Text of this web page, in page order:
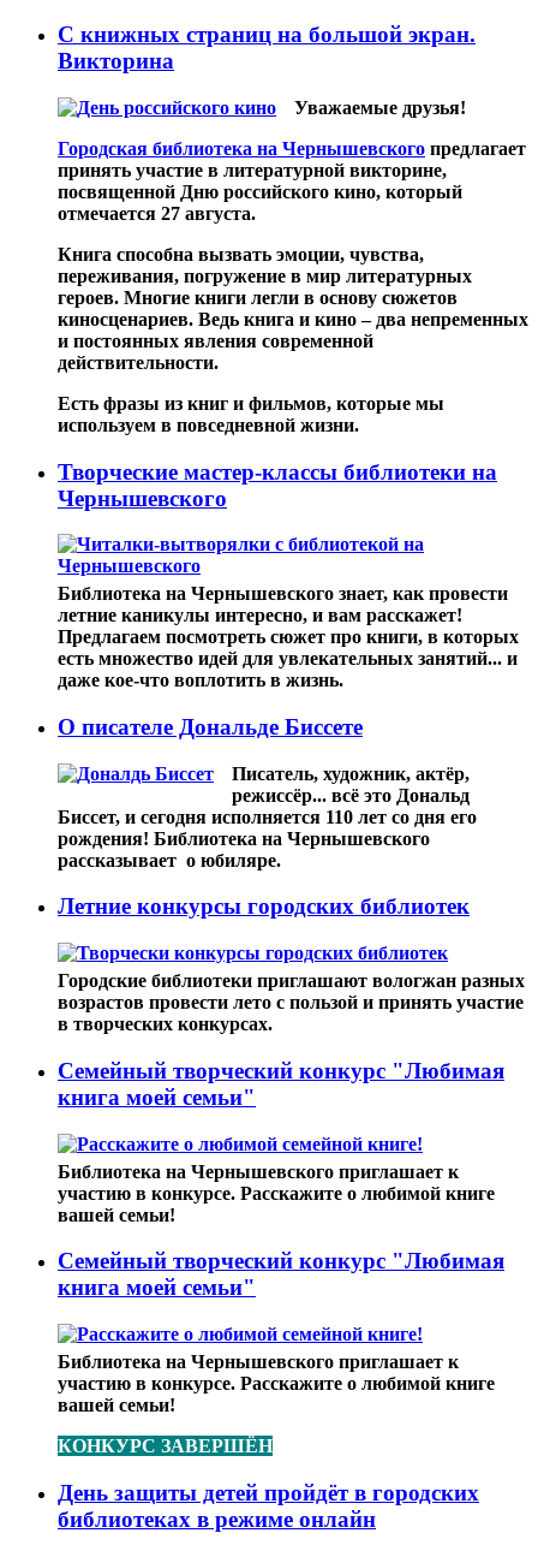
С книжных страниц на большой экран.
Викторина
Уважаемые друзья!
Городская библиотека на Чернышевского предлагает
принять участие в литературной викторине,
посвященной Дню российского кино, который
отмечается 27 августа.
Книга способна вызвать эмоции, чувства,
переживания, погружение в мир литературных
героев. Многие книги легли в основу сюжетов
киносценариев. Ведь книга и кино – два непременных
и постоянных явления современной
действительности.
Есть фразы из книг и фильмов, которые мы
используем в повседневной жизни.
Творческие мастер-классы библиотеки на
Чернышевского
Библиотека на Чернышевского знает, как провести
летние каникулы интересно, и вам расскажет!
Предлагаем посмотреть сюжет про книги, в которых
есть множество идей для увлекательных занятий... и
даже кое-что воплотить в жизнь.
О писателе Дональде Биссете
Писатель, художник, актёр,
режиссёр... всё это Дональд
Биссет, и сегодня исполняется 110 лет со дня его
рождения! Библиотека на Чернышевского
рассказывает о юбиляре.
Летние конкурсы городских библиотек
Городские библиотеки приглашают вологжан разных
возрастов провести лето с пользой и принять участие
в творческих конкурсах.
Семейный творческий конкурс "Любимая
книга моей семьи"
Библиотека на Чернышевского приглашает к
участию в конкурсе. Расскажите о любимой книге
вашей семьи!
Семейный творческий конкурс "Любимая
книга моей семьи"
Библиотека на Чернышевского приглашает к
участию в конкурсе. Расскажите о любимой книге
вашей семьи!
КОНКУРС ЗАВЕРШЁН
День защиты детей пройдёт в городских
библиотеках в режиме онлайн